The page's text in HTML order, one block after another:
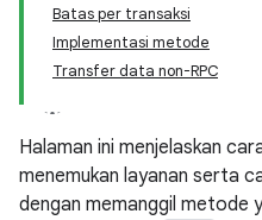
Batas per transaksi
Implementasi metode
Transfer data non-RPC
Halaman ini menjelaskan
menemukan layanan serta
dengan memanggil metode